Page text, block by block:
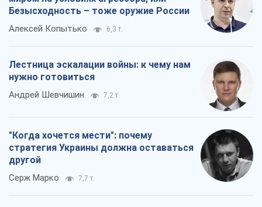
Безысходность – тоже оружие России
Алексей Копытько 6,3 т.
Лестница эскалации войны: к чему нам
нужно готовиться
Андрей Шевчишин 7,2 т.
"Когда хочется мести": почему
стратегия Украины должна оставаться
другой
Серж Марко 7,7 т.